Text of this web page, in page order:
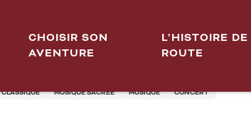
CHOISIR SON
AVENTURE
L’HISTOIRE
ROUTE
LE
MUSIQUE SACRÉE MUSIQUE CONCERT